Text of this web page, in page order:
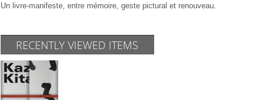
Un livre-manifeste, entre mémoire, geste pictural et renouveau.
RECENTLY VIEWED ITEMS